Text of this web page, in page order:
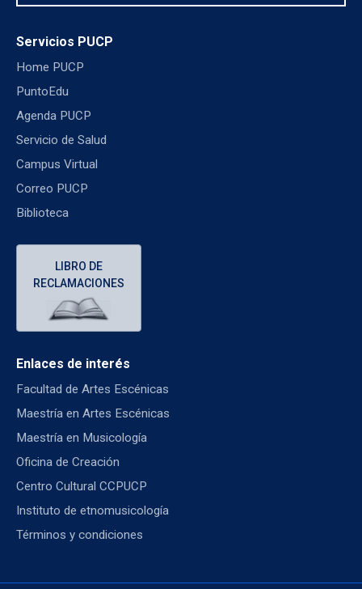
Servicios PUCP
Home PUCP
PuntoEdu
Agenda PUCP
Servicio de Salud
Campus Virtual
Correo PUCP
Biblioteca
LIBRO DE
RECLAMACIONES
Enlaces de interés
Facultad de Artes Escénicas
Maestría en Artes Escénicas
Maestría en Musicología
Oficina de Creación
Centro Cultural CCPUCP
Instituto de etnomusicología
Términos y condiciones